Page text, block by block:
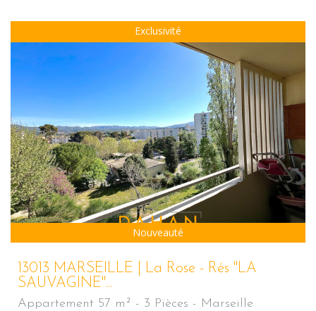
Sous Compromis
Exclusivité
Nouveauté
13013 MARSEILLE | La Rose - Rés "LA
SAUVAGINE"...
Appartement 57 m² - 3 Pièces - Marseille